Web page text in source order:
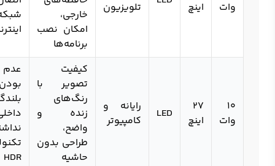
وات
اینچ
تلویزیون
خارجی،
امکان نصب
برنامه‌ها
10
وات
27
اینچ
LED
رایانه و
کامپیوتر
کیفیت
تصویر با
رنگ‌های
زنده و
واضح،
طراحی بدون
حاشیه
HDR